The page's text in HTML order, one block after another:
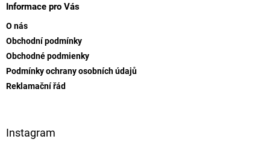
Informace pro Vás
O nás
Obchodní podmínky
Obchodné podmienky
Podmínky ochrany osobních údajů
Reklamační řád
Instagram